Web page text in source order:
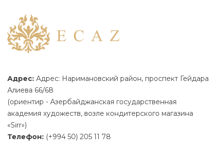
Адрес: Адрес: Наримановский район, проспект Гейдара
Алиева 66/68
(ориентир - Азербайджанская государственная
академия художеств, возле кондитерского магазина
«Sirr»)
Телефон: (+994 50) 205 11 78